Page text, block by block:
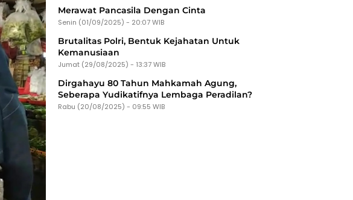
Merawat Pancasila Dengan Cinta
Senin (01/09/2025) - 20:07 WIB
Brutalitas Polri, Bentuk Kejahatan Untuk
Kemanusiaan
Jumat (29/08/2025) - 13:37 WIB
Dirgahayu 80 Tahun Mahkamah Agung,
Seberapa Yudikatifnya Lembaga Peradilan?
Rabu (20/08/2025) - 09:55 WIB